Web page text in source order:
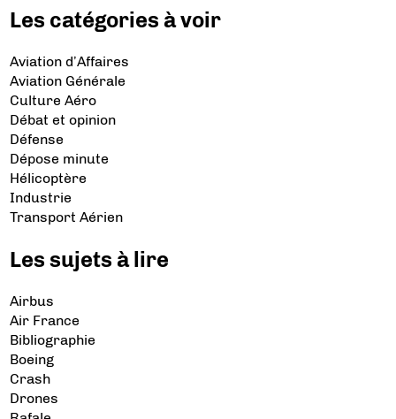
Les catégories à voir
Aviation d’Affaires
Aviation Générale
Culture Aéro
Débat et opinion
Défense
Dépose minute
Hélicoptère
Industrie
Transport Aérien
Les sujets à lire
Airbus
Air France
Bibliographie
Boeing
Crash
Drones